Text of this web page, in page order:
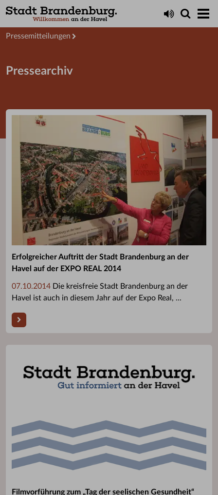
Presseservice
Pressemitteilungen
Pressearchiv
Erfolgreicher Auftritt der Stadt Brandenburg an der
Havel auf der EXPO REAL 2014
07.10.2014 Die kreisfreie Stadt Brandenburg an der
Havel ist auch in diesem Jahr auf der Expo Real, ...
Filmvorführung zum „Tag der seelischen Gesundheit“